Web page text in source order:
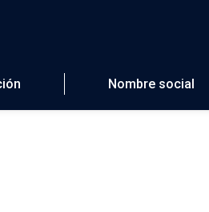
Nombre social